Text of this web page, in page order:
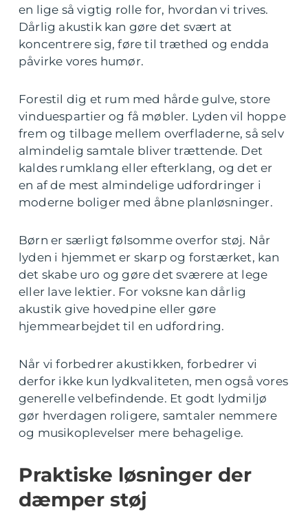
en lige så vigtig rolle for, hvordan vi trives.
Dårlig akustik kan gøre det svært at
koncentrere sig, føre til træthed og endda
påvirke vores humør.
Forestil dig et rum med hårde gulve, store
vinduespartier og få møbler. Lyden vil hoppe
frem og tilbage mellem overfladerne, så selv
almindelig samtale bliver trættende. Det
kaldes rumklang eller efterklang, og det er
en af de mest almindelige udfordringer i
moderne boliger med åbne planløsninger.
Børn er særligt følsomme overfor støj. Når
lyden i hjemmet er skarp og forstærket, kan
det skabe uro og gøre det sværere at lege
eller lave lektier. For voksne kan dårlig
akustik give hovedpine eller gøre
hjemmearbejdet til en udfordring.
Når vi forbedrer akustikken, forbedrer vi
derfor ikke kun lydkvaliteten, men også vores
generelle velbefindende. Et godt lydmiljø
gør hverdagen roligere, samtaler nemmere
og musikoplevelser mere behagelige.
Praktiske løsninger der
dæmper støj